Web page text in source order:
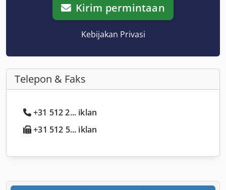
Kirim permintaan
Kebijakan Privasi
Telepon & Faks
+31 512 2... iklan
+31 512 5... iklan